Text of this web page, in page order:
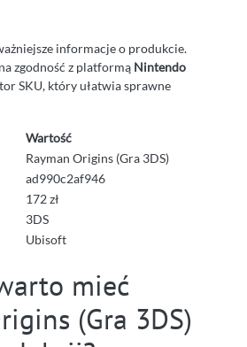
informacje o produkcie.
zgodność z platformą Nintendo
SKU, który ułatwia sprawne
Wartość
Rayman Origins (Gra 3DS)
ad990c2af946
172 zł
3DS
Ubisoft
mieć
(Gra 3DS)